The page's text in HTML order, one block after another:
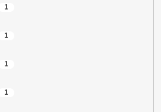
1
1
1
1